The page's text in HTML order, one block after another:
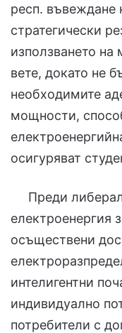
респ. въвеждане
стратегически
използването
вете, докато не
необходимите
мощности,
осигуряват
Преди
електроенергия
осъществени
интелигентни
индивидуално
потребители с